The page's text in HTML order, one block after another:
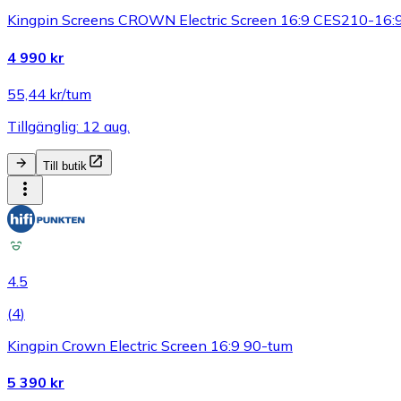
Kingpin Screens CROWN Electric Screen 16:9 CES210-
4 990 kr
55,44 kr/tum
Tillgänglig: 12 aug.
Till butik
4.5
(4)
Kingpin Crown Electric Screen 16:9 90-tum
5 390 kr